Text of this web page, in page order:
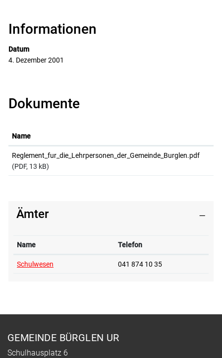
Informationen
Datum
4. Dezember 2001
Dokumente
Name
Reglement_fur_die_Lehrpersonen_der_Gemeinde_Burglen.pdf
(PDF, 13 kB)
Ämter
Name Telefon
Schulwesen 041 874 10 35
Fusszeile
GEMEINDE BÜRGLEN UR
Schulhausplatz 6